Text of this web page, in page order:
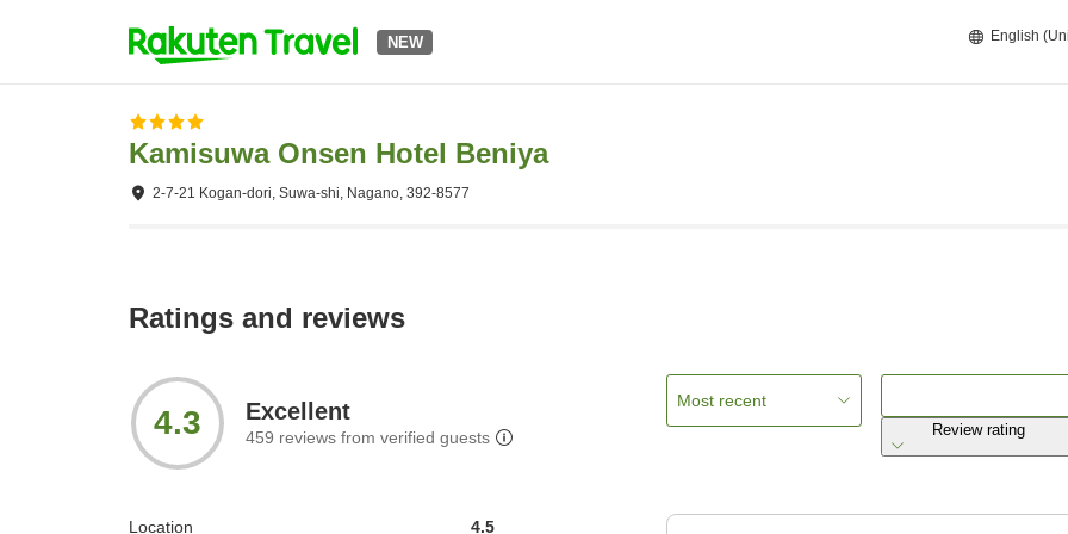
NEW English
Kamisuwa Onsen Hotel Beniya
2-7-21 Kogan-dori, Suwa-shi, Nagano, 392-8577
Ratings and reviews
4.3 Excellent
459 reviews from verified guests
Location 4.5
Most recent
Review rating